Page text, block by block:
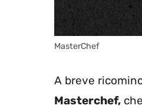
MasterChef
A breve
Masterchef,